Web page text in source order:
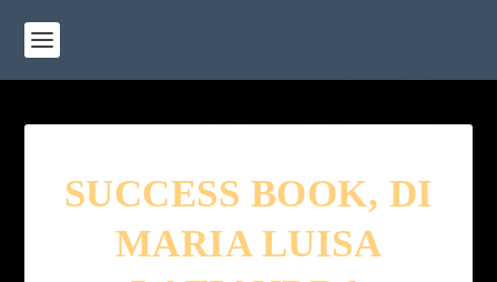
SUCCESS BOOK, DI
MARIA LUISA